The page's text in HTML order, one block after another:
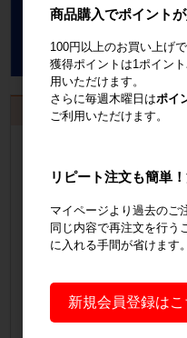
お見積書・
会員
見積書の発
納品書の発
商品購入でポイント
100円以上のお買い上げ
獲得ポイントは1ポイン
用いただけます。
さらに毎週木曜日はポイ
ご利用いただけます。
リピート注文も簡単
マイページより過去のご
同じ内容で再注文を行う
に入れる手間が省けます。
新規会員登録はこ